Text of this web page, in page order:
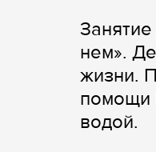
нем».
жизни.
помощи
водой.